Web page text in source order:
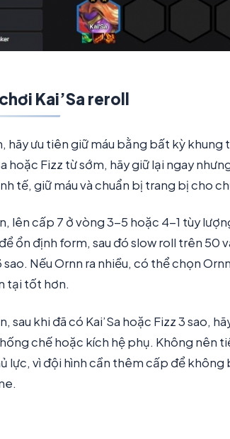
Kai’Sa reroll
hãy ưu tiên giữ máu bằng bất kỳ khung
hoặc Fizz từ sớm, hãy giữ lại ngay
tế, giữ máu và chuẩn bị trang bị cho
lên cấp 7 ở vòng 3-5 hoặc 4-1 tùy
ổn định form, sau đó slow roll trên 50
sao. Nếu Ornn ra nhiều, có thể chọn
tại tốt hơn.
sau khi đã có Kai’Sa hoặc Fizz 3 sao,
chế hoặc kích hệ phụ. Không nên
lực, vì đội hình cần thêm cấp để